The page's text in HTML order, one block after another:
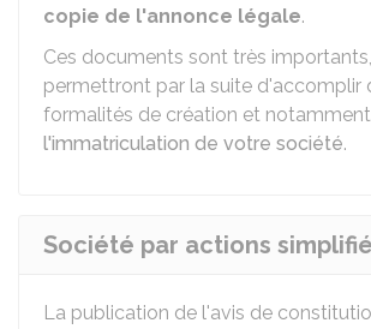
copie de l'annonce légale.
Ces documents sont très
permettront par la suite d'accomplir
formalités de création et notamment
l'immatriculation de votre société.
Société par actions
La publication de l'avis de